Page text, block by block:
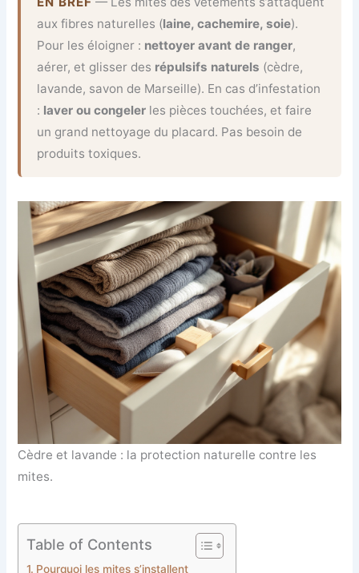
aux fibres naturelles (laine, cachemire, soie).
Pour les éloigner : nettoyer avant de ranger,
aérer, et glisser des répulsifs naturels (cèdre,
lavande, savon de Marseille). En cas d’infestation
: laver ou congeler les pièces touchées, et faire
un grand nettoyage du placard. Pas besoin de
produits toxiques.
Cèdre et lavande : la protection naturelle contre les
mites.
Table of Contents
Pourquoi les mites s’installent